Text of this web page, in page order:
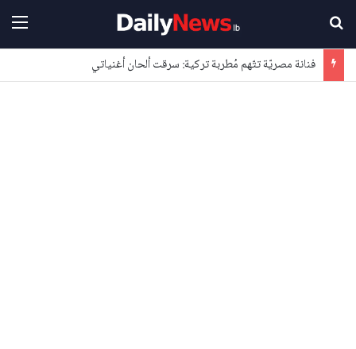
فنانة مصريّة تتّهم مُطربة تركية: سرقت ألحان أغنياتي